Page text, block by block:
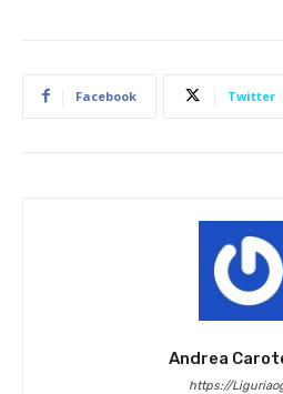
Facebook Twitter
Andrea
https://